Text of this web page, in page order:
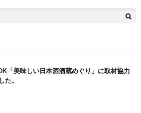
「美味しい日本酒酒蔵めぐり」に取材協力
た。